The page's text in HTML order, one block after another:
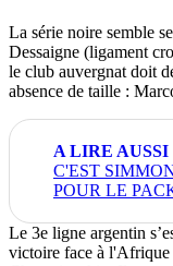
La série noire semble
Dessaigne (ligament
le club auvergnat doit
absence de taille :
C'EST
POUR LE
Le 3e ligne argentin
victoire face à l'Afrique